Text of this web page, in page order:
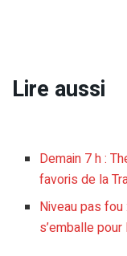
Lire aussi
Demain 7 h :
favoris de la
Niveau pas
s’emballe